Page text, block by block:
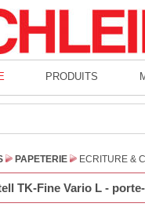
PRODUITS
PAPETERIE ECRITURE &
TK-Fine Vario L -